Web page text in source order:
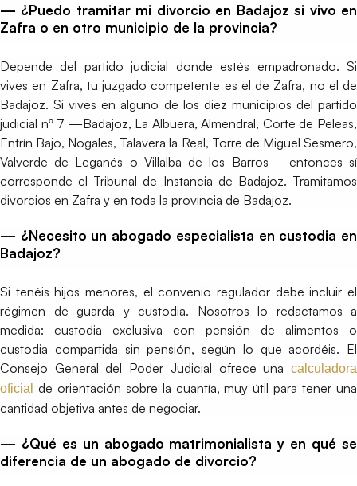
— ¿Puedo tramitar mi divorcio en Badajoz si vivo en
Zafra o en otro municipio de la provincia?
Depende del partido judicial donde estés empadronado. Si
vives en Zafra, tu juzgado competente es el de Zafra, no el de
Badajoz. Si vives en alguno de los diez municipios del partido
judicial nº 7 —Badajoz, La Albuera, Almendral, Corte de Peleas,
Entrín Bajo, Nogales, Talavera la Real, Torre de Miguel Sesmero,
Valverde de Leganés o Villalba de los Barros— entonces sí
corresponde el Tribunal de Instancia de Badajoz. Tramitamos
divorcios en Zafra y en toda la provincia de Badajoz.
— ¿Necesito un abogado especialista en custodia en
Badajoz?
Si tenéis hijos menores, el convenio regulador debe incluir el
régimen de guarda y custodia. Nosotros lo redactamos a
medida: custodia exclusiva con pensión de alimentos o
custodia compartida sin pensión, según lo que acordéis. El
Consejo General del Poder Judicial ofrece una calculadora
oficial
de orientación sobre la cuantía, muy útil para tener una
cantidad objetiva antes de negociar.
— ¿Qué es un abogado matrimonialista y en qué se
diferencia de un abogado de divorcio?